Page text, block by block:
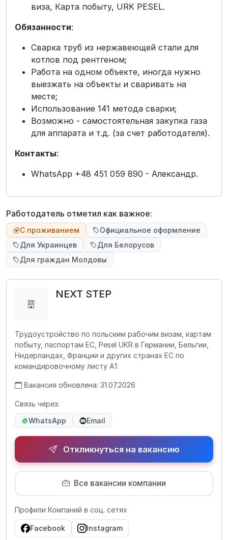
виза, Карта побыту, URK PESEL.
Обязанности:
Сварка труб из нержавеющей стали для
котлов под рентгеном;
Работа на одном объекте, иногда нужно
выезжать на объекты и сваривать на
месте;
Использование 141 метода сварки;
Возможно - самостоятельная закупка газа
для аппарата и т.д. (за счет работодателя).
Контакты:
WhatsApp +48 451 059 890 - Александр.
Работодатель отметил как важное:
С проживанием
Официальное оформление
Для Украинцев
Для Белорусов
Для граждан Молдовы
NEXT STEP
Трудоустройство по польским рабочим визам, картам
побыту, паспортам ЕС, Pesel UKR в Германии, Бельгии,
Нидерландах, Франции и других странах ЕС по
командировочному листу А1.
Вакансия обновлена: 31.07.2026
Связь через:
WhatsApp
Email
Откликнуться на вакансию
Все вакансии компании
Профили Компаний в соц. сетях
Facebook Instagram